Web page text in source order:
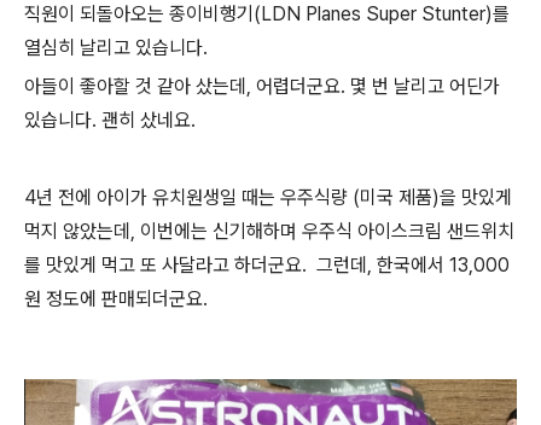
직원이 되돌아오는 종이비행기(LDN Planes Super Stunter)를
열심히 날리고 있습니다.
아들이 좋아할 것 같아 샀는데, 어렵더군요. 몇 번 날리고 어딘가
있습니다. 괜히 샀네요.
4년 전에 아이가 유치원생일 때는 우주식량 (미국 제품)을 맛있게
먹지 않았는데, 이번에는 신기해하며 우주식 아이스크림 샌드위치
를 맛있게 먹고 또 사달라고 하더군요. 그런데, 한국에서 13,000
원 정도에 판매되더군요.